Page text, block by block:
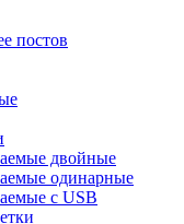
постов
двойные
одинарные
с USB